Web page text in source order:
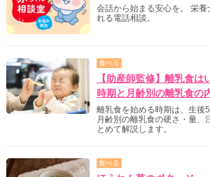
会話から始まる安心を。 栄養
れる電話相談。
食べる
【助産師監修】離乳食
時期と月齢別の離乳食の
離乳食を始める時期は、生後
月齢別の離乳食の硬さ・量、
とめて解説します。
食べる